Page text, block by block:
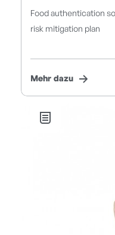
Food authentication
risk mitigation plan
Mehr dazu